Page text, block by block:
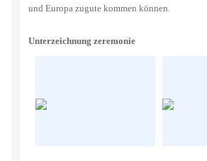
und Europa zugute kommen können.
Unterzeichnung zeremonie